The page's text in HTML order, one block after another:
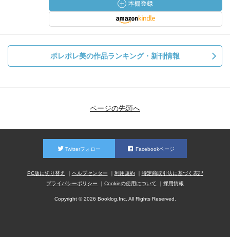
ポレポレ美の作品ランキング・新刊情報
ページの先頭へ
Twitterフォロー Facebookページ
PC版に切り替え ヘルプセンター 利用規約
特定商取引法に基づく表記
プライバシーポリシー
Cookieの使用について 採用情報
Copyright © 2026 Booklog,Inc. All Rights Reserved.